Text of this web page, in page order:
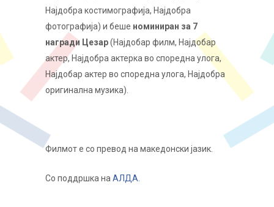
Најдобра костимографија, Најдобра
фотографија) и беше номиниран за 7
награди Цезар(Најдобар филм, Најдобар
актер, Најдобра актерка во споредна улога,
Најдобар актер во споредна улога, Најдобра
оригинална музика).
Филмот е со превод на македонски јазик.
Со поддршка на АЛДА